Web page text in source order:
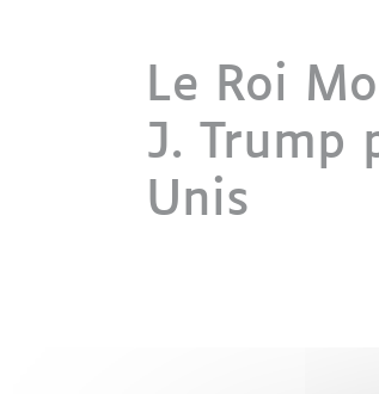
Le Roi
J. Trump
Unis